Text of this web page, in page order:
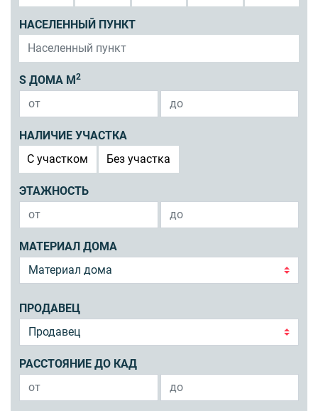
НАСЕЛЕННЫЙ ПУНКТ
S ДОМА М 2
НАЛИЧИЕ УЧАСТКА
C участком
Без участка
ЭТАЖНОСТЬ
МАТЕРИАЛ ДОМА
ПРОДАВЕЦ
РАССТОЯНИЕ ДО КАД